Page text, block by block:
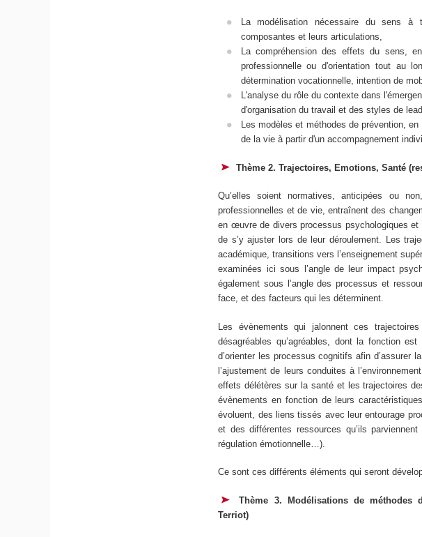
La modélisation nécessaire du sens à
composantes et leurs articulations,
La compréhension des effets du sens,
professionnelle ou d'orientation tout au
détermination vocationnelle, intention de
L'analyse du rôle du contexte dans
d'organisation du travail et des styles de
Les modèles et méthodes de prévention,
de la vie à partir d'un accompagnement
Thème 2. Trajectoires, Emotions, Santé
Qu’elles soient normatives, anticipées ou
professionnelles et de vie, entraînent des
en œuvre de divers processus psychologiques et
de s’y ajuster lors de leur déroulement. Les
académique, transitions vers l’enseignement
examinées ici sous l’angle de leur impact
également sous l’angle des processus et
face, et des facteurs qui les déterminent.
Les évènements qui jalonnent ces
désagréables qu’agréables, dont la fonction
d’orienter les processus cognitifs afin d’assurer
l’ajustement de leurs conduites à
effets délétères sur la santé et les trajectoires
évènements en fonction de leurs
évoluent, des liens tissés avec leur entourage
et des différentes ressources qu’ils
régulation émotionnelle…).
Ce sont ces différents éléments qui seront
Thème 3. Modélisations de méthodes
Terriot)